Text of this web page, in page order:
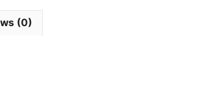
(0)